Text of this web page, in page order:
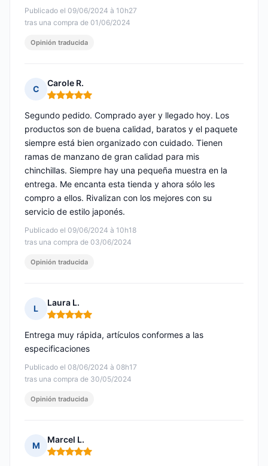
Publicado el 09/06/2024 à 10h27
tras una compra de 01/06/2024
Opinión traducida
C
Carole R.
Nota: 5 de 5
Publicado el 09/06/2024 à 10h18
tras una compra de 03/06/2024
Segundo pedido. Comprado ayer y llegado hoy. Los
productos son de buena calidad, baratos y el paquete
siempre está bien organizado con cuidado. Tienen
ramas de manzano de gran calidad para mis
chinchillas. Siempre hay una pequeña muestra en la
entrega. Me encanta esta tienda y ahora sólo les
compro a ellos. Rivalizan con los mejores con su
servicio de estilo japonés.
Opinión traducida
L
Laura L.
Nota: 5 de 5
Publicado el 08/06/2024 à 08h17
tras una compra de 30/05/2024
Entrega muy rápida, artículos conformes a las
especificaciones
Opinión traducida
M
Marcel L.
Nota: 5 de 5